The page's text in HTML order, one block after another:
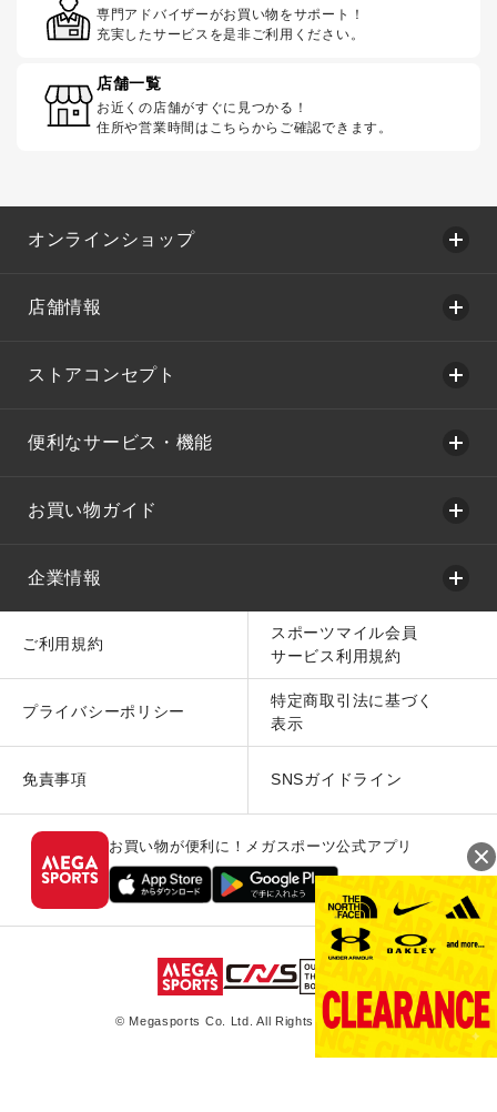
専門アドバイザーがお買い物をサポート！
充実したサービスを是非ご利用ください。
店舗一覧
お近くの店舗がすぐに見つかる！
住所や営業時間はこちらからご確認できます。
オンラインショップ
店舗情報
ストアコンセプト
便利なサービス・機能
お買い物ガイド
企業情報
ご利用規約
スポーツマイル会員
サービス利用規約
プライバシーポリシー
特定商取引法に基づく
表示
免責事項 SNSガイドライン
お買い物が便利に！メガスポーツ公式アプリ
© Megasports Co. Ltd. All Rights Reserved.